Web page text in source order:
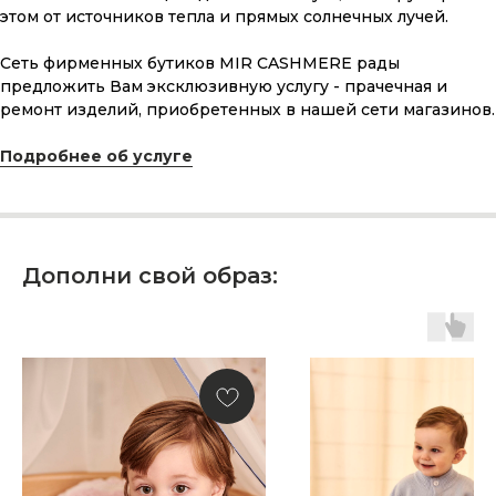
этом от источников тепла и прямых солнечных лучей.
Сеть фирменных бутиков MIR CASHMERE рады
предложить Вам эксклюзивную услугу - прачечная и
ремонт изделий, приобретенных в нашей сети магазинов.
Подробнее об услуге
Дополни свой образ:
ПОДАРОЧНАЯ КАРТА
и рассчитанного на долгие годы?
КУПИТЬ КАРТУ